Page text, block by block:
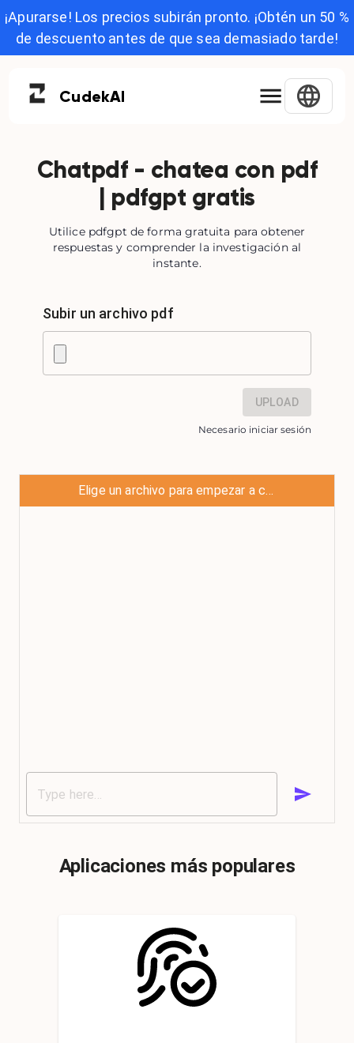
¡Apurarse! Los precios subirán pronto. ¡Obtén un 50 %
de descuento antes de que sea demasiado tarde!
CudekAI
Chatpdf - chatea con pdf
| pdfgpt gratis
Utilice pdfgpt de forma gratuita para obtener
respuestas y comprender la investigación al
instante.
Subir un archivo pdf
UPLOAD
Necesario iniciar sesión
Elige un archivo para empezar a chatear
Aplicaciones más populares